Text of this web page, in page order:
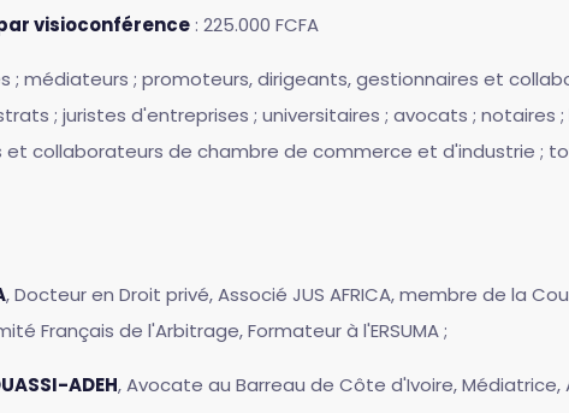
visioconférence : 225.000 FCFA
; médiateurs ; promoteurs, dirigeants, gestionnaires et
; juristes d'entreprises ; universitaires ; avocats ; notaires
collaborateurs de chambre de commerce et d'industrie ;
, Docteur en Droit privé, Associé JUS AFRICA, membre de la
Français de l'Arbitrage, Formateur à l'ERSUMA ;
ADEH, Avocate au Barreau de Côte d'Ivoire, Médiatrice,